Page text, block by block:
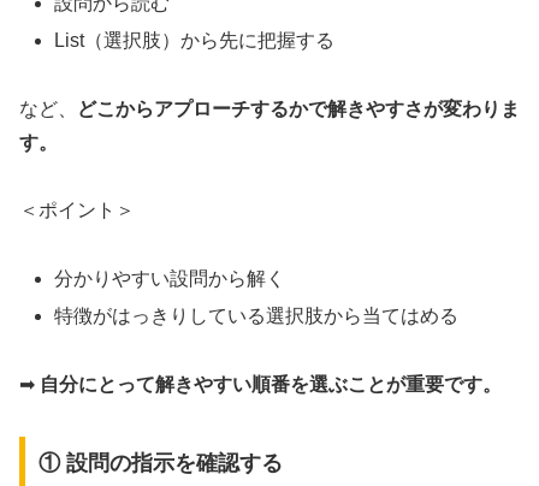
List（選択肢）から先に把握する
など、
どこからアプローチするかで解きやすさが変わりま
す。
＜ポイント＞
分かりやすい設問から解く
特徴がはっきりしている選択肢から当てはめる
➡ 自分にとって解きやすい順番を選ぶことが重要です。
① 設問の指示を確認する